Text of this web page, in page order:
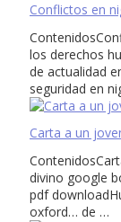
Conflictos en
los derechos
de actualidad
seguridad en
Carta a un
divino google
pdf
oxford… de …